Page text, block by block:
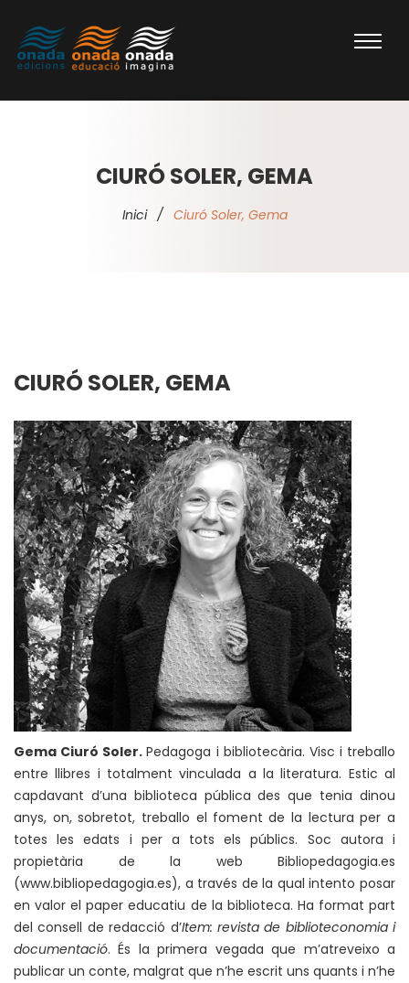
CIURÓ SOLER, GEMA
Inici / Ciuró Soler, Gema
CIURÓ SOLER, GEMA
Gema Ciuró Soler.Pedagoga i bibliotecària. Visc i treballo
entre llibres i totalment vinculada a la literatura. Estic al
capdavant d’una biblioteca pública des que tenia dinou
anys, on, sobretot, treballo el foment de la lectura per a
totes les edats i per a tots els públics. Soc autora i
propietària de la web Bibliopedagogia.es
(www.bibliopedagogia.es), a través de la qual intento posar
en valor el paper educatiu de la biblioteca. Ha format part
del consell de redacció d’Item: revista de biblioteconomia i
documentació. És la primera vegada que m’atreveixo a
publicar un conte, malgrat que n’he escrit uns quants i n’he